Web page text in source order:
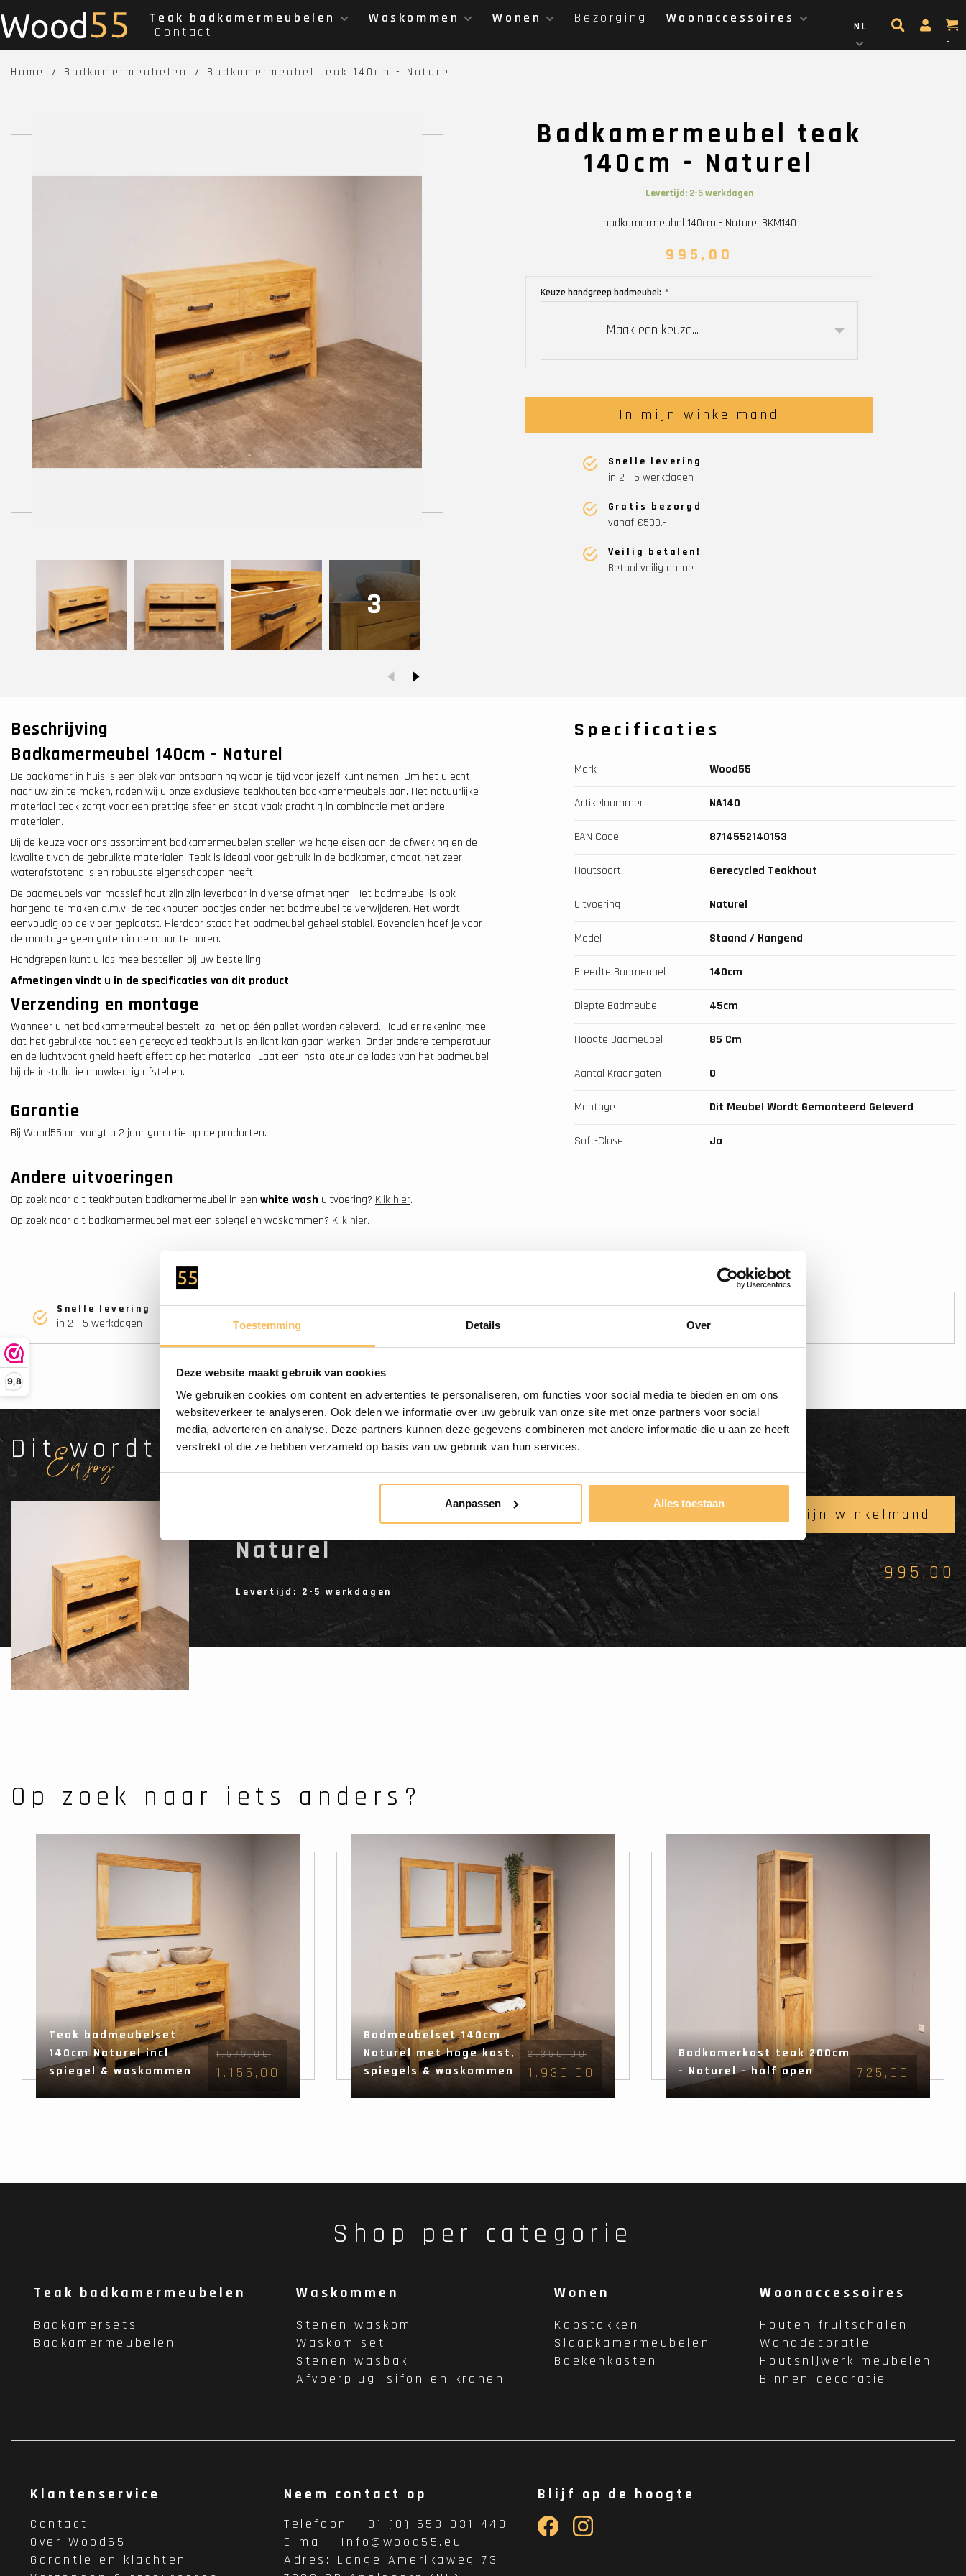
Toestemming Details Over
Deze website maakt gebruik van cookies
We gebruiken cookies om content en advertenties te personaliseren, om functies voor social media te bieden en om ons
websiteverkeer te analyseren. Ook delen we informatie over uw gebruik van onze site met onze partners voor social
media, adverteren en analyse. Deze partners kunnen deze gegevens combineren met andere informatie die u aan ze heeft
verstrekt of die ze hebben verzameld op basis van uw gebruik van hun services.
Aanpassen Alles toestaan
9,8
Teak badkamermeubelen Waskommen Wonen Bezorging
Woonaccessoires
Contact
NL
0
Home Badkamermeubelen Badkamermeubel teak 140cm - Naturel
3
Badkamermeubel teak
140cm - Naturel
Levertijd: 2-5 werkdagen
badkamermeubel 140cm - Naturel BKM140
995,00
Keuze handgreep badmeubel: *
Maak een keuze...
In mijn winkelmand
Snelle levering
in 2 - 5 werkdagen
Gratis bezorgd
vanaf €500.-
Veilig betalen!
Betaal veilig online
Beschrijving
Badkamermeubel 140cm - Naturel
De badkamer in huis is een plek van ontspanning waar je tijd voor jezelf kunt nemen. Om het u echt
naar uw zin te maken, raden wij u onze exclusieve teakhouten badkamermeubels aan. Het natuurlijke
materiaal teak zorgt voor een prettige sfeer en staat vaak prachtig in combinatie met andere
materialen.
Bij de keuze voor ons assortiment badkamermeubelen stellen we hoge eisen aan de afwerking en de
kwaliteit van de gebruikte materialen. Teak is ideaal voor gebruik in de badkamer, omdat het zeer
waterafstotend is en robuuste eigenschappen heeft.
De badmeubels van massief hout zijn zijn leverbaar in diverse afmetingen. Het badmeubel is ook
hangend te maken d.m.v. de teakhouten pootjes onder het badmeubel te verwijderen. Het wordt
eenvoudig op de vloer geplaatst. Hierdoor staat het badmeubel geheel stabiel. Bovendien hoef je voor
de montage geen gaten in de muur te boren.
Handgrepen kunt u los mee bestellen bij uw bestelling.
Afmetingen vindt u in de specificaties van dit product
Verzending en montage
Wanneer u het badkamermeubel bestelt, zal het op één pallet worden geleverd. Houd er rekening mee
dat het gebruikte hout een gerecycled teakhout is en licht kan gaan werken. Onder andere temperatuur
en de luchtvochtigheid heeft effect op het materiaal. Laat een installateur de lades van het badmeubel
bij de installatie nauwkeurig afstellen.
Garantie
Bij Wood55 ontvangt u 2 jaar garantie op de producten.
Andere uitvoeringen
Op zoek naar dit teakhouten badkamermeubel in een white wash uitvoering? Klik hier.
Op zoek naar dit badkamermeubel met een spiegel en waskommen? Klik hier.
Specificaties
Merk Wood55
Artikelnummer NA140
EAN Code 8714552140153
Houtsoort Gerecycled Teakhout
Uitvoering Naturel
Model Staand / Hangend
Breedte Badmeubel 140cm
Diepte Badmeubel 45cm
Hoogte Badmeubel 85 Cm
Aantal Kraangaten 0
Montage Dit Meubel Wordt Gemonteerd Geleverd
Soft-Close Ja
Snelle levering
in 2 - 5 werkdagen
Gratis bezorgd Veilig betalen!
Betaal veilig online
Dit wordt'n
Enjoy
Badkamermeubel teak 140cm -
Naturel
Levertijd: 2-5 werkdagen
In mijn winkelmand
995,00
Op zoek naar iets anders?
Teak badmeubelset
140cm Naturel incl
spiegel & waskommen
1.575,00
1.155,00
Badmeubelset 140cm
Naturel met hoge kast,
spiegels & waskommen
2.350,00
1.930,00
Badkamerkast teak 200cm
- Naturel - half open
725,00
Shop per categorie
Teak badkamermeubelen
Badkamersets
Badkamermeubelen
Waskommen
Stenen waskom
Waskom set
Stenen wasbak
Afvoerplug, sifon en kranen
Wonen
Kapstokken
Slaapkamermeubelen
Boekenkasten
Woonaccessoires
Houten fruitschalen
Wanddecoratie
Houtsnijwerk meubelen
Binnen decoratie
Klantenservice
Contact
Over Wood55
Garantie en klachten
Neem contact op
Telefoon: +31 (0) 553 031 440
E-mail: Info@wood55.eu
Adres: Lange Amerikaweg 73
Blijf op de hoogte